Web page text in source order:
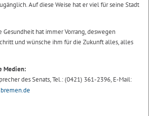
Auf diese Weise hat er viel für seine Stadt
Gesundheit hat immer Vorrang, deswegen
und wünsche ihm für die Zukunft alles, alles
Medien:
des Senats, Tel.: (0421) 361-2396, E-Mail: